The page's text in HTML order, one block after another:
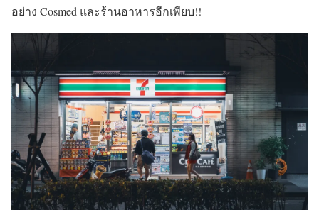
อย่าง Cosmed และร้านอาหารอีกเพียบ!!